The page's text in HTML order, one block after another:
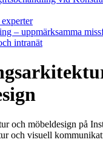
– uppmärksamma
intranät
och möbeldesign på
och visuell